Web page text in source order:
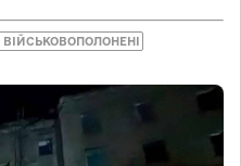
ВІЙСЬКОВОПОЛОНЕНІ